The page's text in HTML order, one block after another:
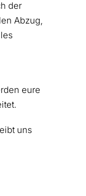
der
Abzug,
eure
uns